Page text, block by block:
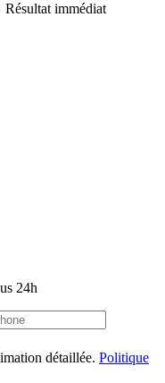
Résultat immédiat
24h
détaillée. Politique